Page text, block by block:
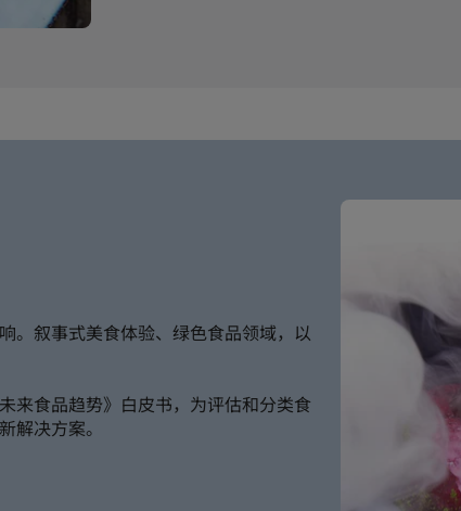
。叙事式美食体验、绿色食品领域，以
来食品趋势》白皮书，为评估和分类食
解决方案。